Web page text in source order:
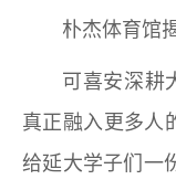
朴杰体育馆
可喜安深耕
真正融入更多人
给延大学子们一